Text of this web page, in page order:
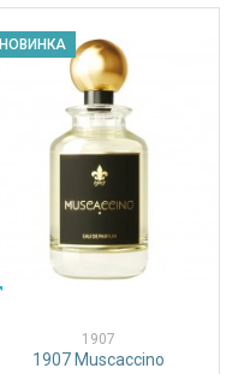
НОВИНКА
1907
1907 Muscaccino